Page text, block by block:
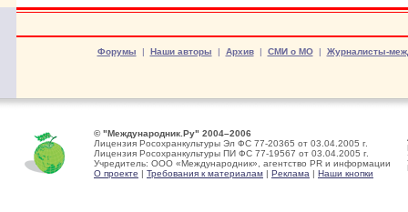
Форумы | Наши авторы | Архив| СМИ о МО| Журналисты-
© "Международник.Ру" 2004–2006
Лицензия Росохранкультуры Эл ФС 77-20365 от 03.04.2005 г.
Лицензия Росохранкультуры ПИ ФС 77-19567 от 03.04.2005 г.
Учредитель: ООО «Международник», агентство PR и информации
О проекте | Требования к материалам | Реклама | Наши кнопки